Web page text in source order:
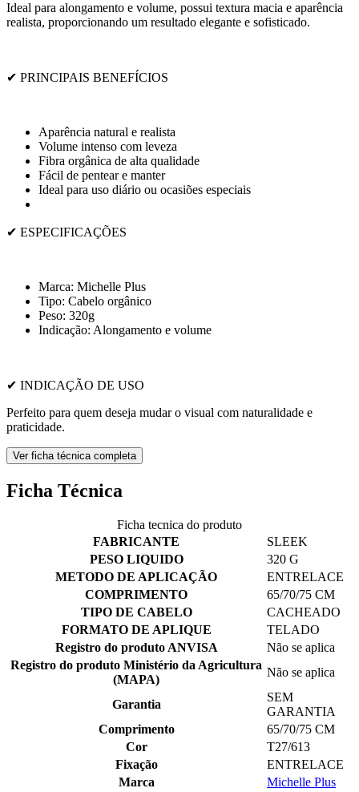
Ideal para alongamento e volume, possui textura macia e aparência
realista, proporcionando um resultado elegante e sofisticado.
✔ PRINCIPAIS BENEFÍCIOS
Aparência natural e realista
Volume intenso com leveza
Fibra orgânica de alta qualidade
Fácil de pentear e manter
Ideal para uso diário ou ocasiões especiais
✔ ESPECIFICAÇÕES
Marca: Michelle Plus
Tipo: Cabelo orgânico
Peso: 320g
Indicação: Alongamento e volume
✔ INDICAÇÃO DE USO
Perfeito para quem deseja mudar o visual com naturalidade e
praticidade.
Ver ficha técnica completa
Ficha Técnica
Ficha tecnica do produto
FABRICANTE
SLEEK
PESO LIQUIDO
320 G
METODO DE APLICAÇÃO
ENTRELACE
COMPRIMENTO
65/70/75 CM
TIPO DE CABELO
CACHEADO
FORMATO DE APLIQUE
TELADO
Registro do produto ANVISA
Não se aplica
Registro do produto Ministério da Agricultura
(MAPA)
Não se aplica
Garantia
SEM
GARANTIA
Comprimento
65/70/75 CM
Cor
T27/613
Fixação
ENTRELACE
Marca
Michelle Plus